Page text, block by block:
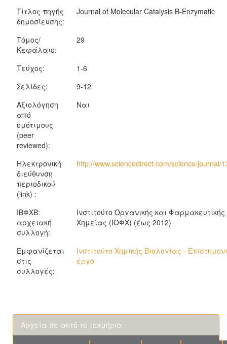
Τίτλος πηγής
δημοσίευσης:
Journal of Molecular Catalysis B-Enzymatic
Τόμος/
Κεφάλαιο:
29
Τεύχος:
1-6
Σελίδες:
9-12
Αξιολόγηση
από
ομότιμους
(peer
reviewed):
Ναι
Ηλεκτρονική
διεύθυνση
περιοδικού
(link) :
http://www.sciencedirect.com/science/journal/
ΙΒΦΧΒ:
αρχειακή
συλλογή:
Ινστιτούτο Οργανικής και Φαρμακευτικής
Χημείας (ΙΟΦΧ) (έως 2012)
Εμφανίζεται
στις
συλλογές:
Ινστιτούτο Χημικής Βιολογίας -
έργο
Αρχεία σε αυτό το τεκμήριο: